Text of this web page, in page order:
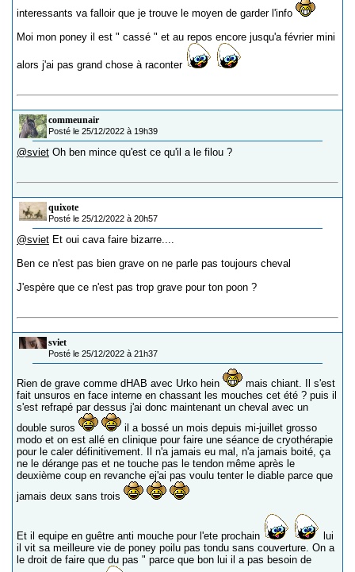
interessants va falloir que je trouve le moyen de garder l'info
Moi mon poney il est " cassé " et au repos encore jusqu'a février mini
alors j'ai pas grand chose à raconter
commeunair
Posté le 25/12/2022 à 19h39
@sviet Oh ben mince qu'est ce qu'il a le filou ?
quixote
Posté le 25/12/2022 à 20h57
@sviet Et oui cava faire bizarre....
Ben ce n'est pas bien grave on ne parle pas toujours cheval
J'espère que ce n'est pas trop grave pour ton poon ?
sviet
Posté le 25/12/2022 à 21h37
Rien de grave comme dHAB avec Urko hein
mais chiant. Il s'est
fait unsuros en face interne en chassant les mouches cet été ? puis il
s'est refrapé par dessus j'ai donc maintenant un cheval avec un
double suros
il a bossé un mois depuis mi-juillet grosso
modo et on est allé en clinique pour faire une séance de cryothérapie
pour le caler définitivement. Il n'a jamais eu mal, n'a jamais boité, ça
ne le dérange pas et ne touche pas le tendon même après le
deuxième coup en revanche ej'ai pas voulu tenter le diable parce que
jamais deux sans trois
Et il equipe en guêtre anti mouche pour l'ete prochain
lui
il vit sa meilleure vie de poney poilu pas tondu sans couverture. On a
le droit de faire que du pas " parce que bon lui il a pas besoin de